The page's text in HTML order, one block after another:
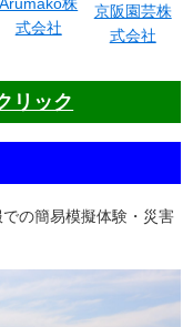
式会社
京阪園芸株
式会社
リック
の簡易模擬体験・災害